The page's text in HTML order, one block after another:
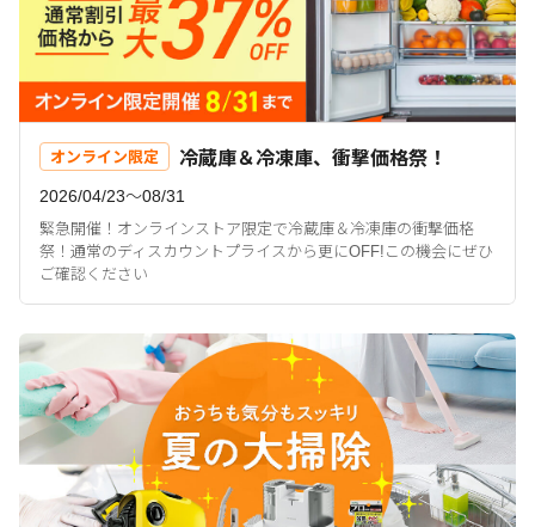
オンライン限定 冷蔵庫＆冷凍庫、衝撃価格祭！
2026/04/23〜08/31
緊急開催！オンラインストア限定で冷蔵庫＆冷凍庫の衝撃価格
祭！通常のディスカウントプライスから更にOFF!この機会にぜひ
ご確認ください